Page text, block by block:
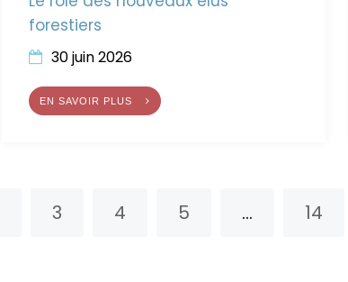
forestiers
30 juin 2026
EN SAVOIR PLUS
3 4 5 ... 14